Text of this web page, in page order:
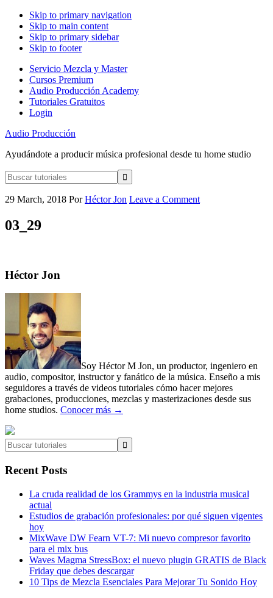
Skip to primary navigation
Skip to main content
Skip to primary sidebar
Skip to footer
Servicio Mezcla y Master
Cursos Premium
Audio Producción Academy
Tutoriales Gratuitos
Login
Audio Producción
Ayudándote a producir música profesional desde tu home studio
Buscar
tutoriales
29 March, 2018 PorHéctor Jon Leave a Comment
03_29
Primary
Sidebar
Héctor Jon
Soy Héctor M Jon, un productor, ingeniero en
audio, compositor, instructor y fanático de la música. Enseño a mis
seguidores a través de videos tutoriales cómo hacer mejores
grabaciones, producciones, mezclas y masterizaciones desde sus
home studios. Conocer más →
Buscar
tutoriales
Recent Posts
La cruda realidad de los Grammys en la industria musical
actual
Estudios de grabación profesionales: por qué siguen vigentes
hoy
MixWave DW Fearn VT-7: Mi nuevo compresor favorito
para el mix bus
Waves Magma StressBox: el nuevo plugin GRATIS de Black
Friday que debes descargar
10 Tips de Mezcla Esenciales Para Mejorar Tu Sonido Hoy